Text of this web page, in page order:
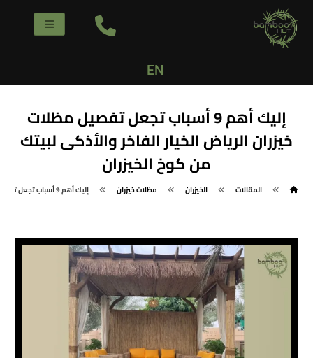
EN
إليك أهم 9 أسباب تجعل تفصيل مظلات
خيزران الرياض الخيار الفاخر والأذكى لبيتك
من كوخ الخيزران
المقالات الخيزران مظلات خيزران إليك أهم 9 أسباب تجعل تفصيل مظلات خيزران الرياض الخيار الفاخر والأذكى لبيتك من كوخ الخيزران